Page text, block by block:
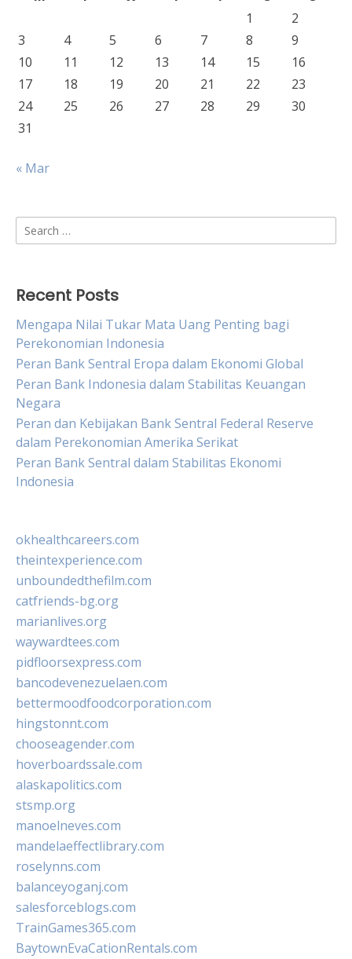
1
2
3
4 5 6 7 8
9
10
11 12 13 14 15
16
17
18 19 20 21 22
23
24
25 26 27 28 29
30
31
« Mar
Search
for:
Recent Posts
Mengapa Nilai Tukar Mata Uang Penting bagi
Perekonomian Indonesia
Peran Bank Sentral Eropa dalam Ekonomi Global
Peran Bank Indonesia dalam Stabilitas Keuangan
Negara
Peran dan Kebijakan Bank Sentral Federal Reserve
dalam Perekonomian Amerika Serikat
Peran Bank Sentral dalam Stabilitas Ekonomi
Indonesia
okhealthcareers.com
theintexperience.com
unboundedthefilm.com
catfriends-bg.org
marianlives.org
waywardtees.com
pidfloorsexpress.com
bancodevenezuelaen.com
bettermoodfoodcorporation.com
hingstonnt.com
chooseagender.com
hoverboardssale.com
alaskapolitics.com
stsmp.org
manoelneves.com
mandelaeffectlibrary.com
roselynns.com
balanceyoganj.com
salesforceblogs.com
TrainGames365.com
BaytownEvaCationRentals.com